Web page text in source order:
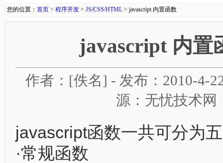
您的位置： 首页 > 程序开发 > JS/CSS/HTML > javascript 内置函数
javascript 内置
作者：[佚名] - 发布：2010-4-
源：无忧技术网
javascript函数一共可分为
·常规函数